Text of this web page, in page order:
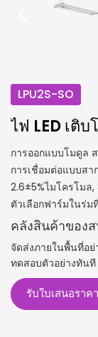
LPU2S-SO
ไฟ LED เติ
การออกแบบโมดูล
การเชื่อมต่อแบบส
2.6±5%ไมโครโมล
ตัวเลือกฟาร์มในร่
คลังสินค้าของ
จัดส่งภายในพื้นที่อย่
ทดสอบตัวอย่างทันที
รับใบเสนอราค